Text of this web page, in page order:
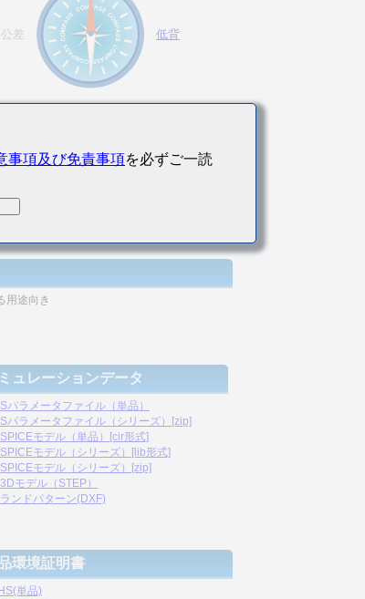
差 低背
。
用途向き
ュレーションデータ
Sパラメータファイル（単品）
Sパラメータファイル（シリーズ）[zip]
SPICEモデル（単品）[cir形式]
SPICEモデル（シリーズ）[lib形式]
SPICEモデル（シリーズ）[zip]
3Dモデル（STEP）
ランドパターン(DXF)
環境証明書
単品)
事項及び免責事項を必ずご一読